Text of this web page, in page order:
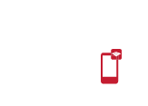
Bloquear y